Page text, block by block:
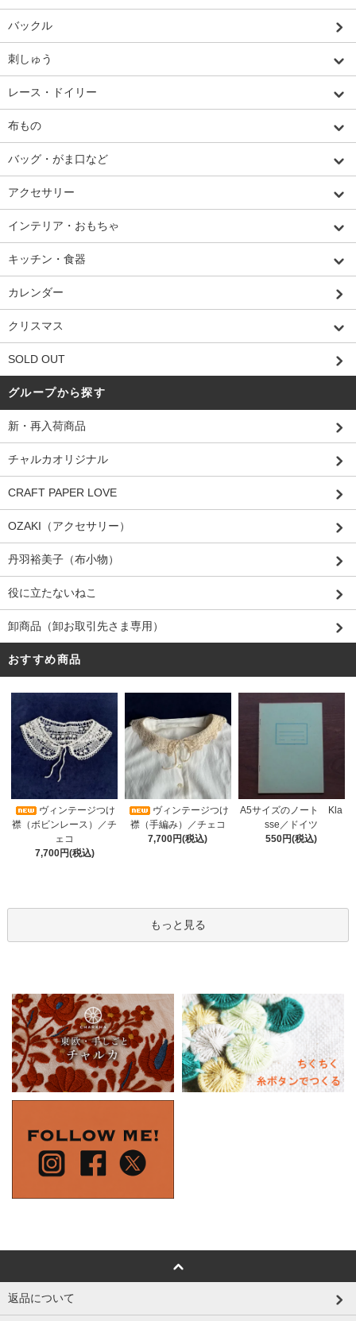
バックル
刺しゅう
レース・ドイリー
布もの
バッグ・がま口など
アクセサリー
インテリア・おもちゃ
キッチン・食器
カレンダー
クリスマス
SOLD OUT
グループから探す
新・再入荷商品
チャルカオリジナル
CRAFT PAPER LOVE
OZAKI（アクセサリー）
丹羽裕美子（布小物）
役に立たないねこ
卸商品（卸お取引先さま専用）
おすすめ商品
ヴィンテージつけ
襟（ボビンレース）／チ
ェコ
7,700円(税込)
ヴィンテージつけ
襟（手編み）／チェコ
7,700円(税込)
A5サイズのノート Kla
sse／ドイツ
550円(税込)
もっと見る
返品について